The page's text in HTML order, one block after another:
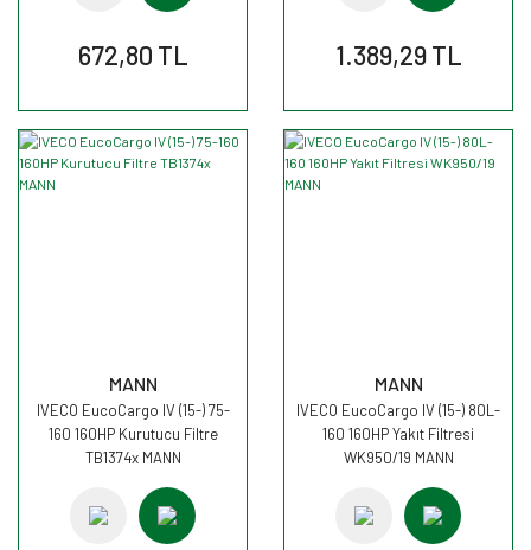
672,80 TL 1.389,29 TL
MANN
IVECO EucoCargo IV (15-) 75-
160 160HP Kurutucu Filtre
TB1374x MANN
MANN
IVECO EucoCargo IV (15-) 80L-
160 160HP Yakıt Filtresi
WK950/19 MANN